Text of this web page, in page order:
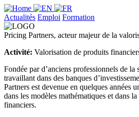
Actualités Emploi Formation
Pricing Partners, acteur majeur de la
Activité: Valorisation de produits
Fondée par d’anciens professionnels de la
travaillant dans des banques
Partners est devenue en quelques années
dans les modèles mathématiques et dans
financiers.